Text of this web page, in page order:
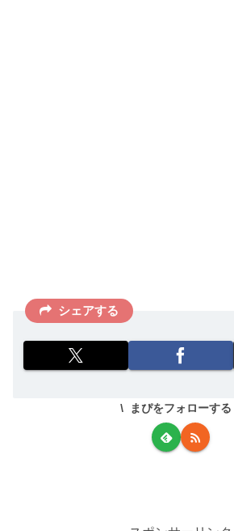
シェアする
まぴをフォローする